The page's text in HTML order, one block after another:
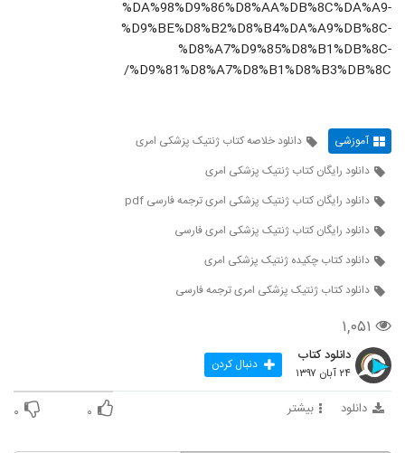
%DA%98%D9%86%D8%AA%DB%8C%DA%A9-
%D9%BE%D8%B2%D8%B4%DA%A9%DB%8C-
%D8%A7%D9%85%D8%B1%DB%8C-
%D9%81%D8%A7%D8%B1%D8%B3%DB%8C/
آموزشی
دانلود خلاصه کتاب ژنتیک پزشکی امری
دانلود رایگان کتاب ژنتیک پزشکی امری
دانلود رایگان کتاب ژنتیک پزشکی امری ترجمه فارسی pdf
دانلود رایگان کتاب ژنتیک پزشکی امری فارسی
دانلود کتاب چکیده ژنتیک پزشکی امری
دانلود کتاب ژنتیک پزشکی امری ترجمه فارسی
۱,۰۵۱
دانلود کتاب
۲۴ آبان ۱۳۹۷ دنبال کردن
دانلود بیشتر ۰ ۰